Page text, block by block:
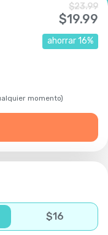
$23.99
$19.99
ahorrar16%
momento)
$16